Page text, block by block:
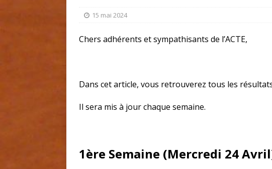
15 mai 2024
Chers adhérents et sympathisants de l’ACTE,
Dans cet article, vous retrouverez tous les
Il sera mis à jour chaque semaine.
1ère Semaine (Mercredi 24